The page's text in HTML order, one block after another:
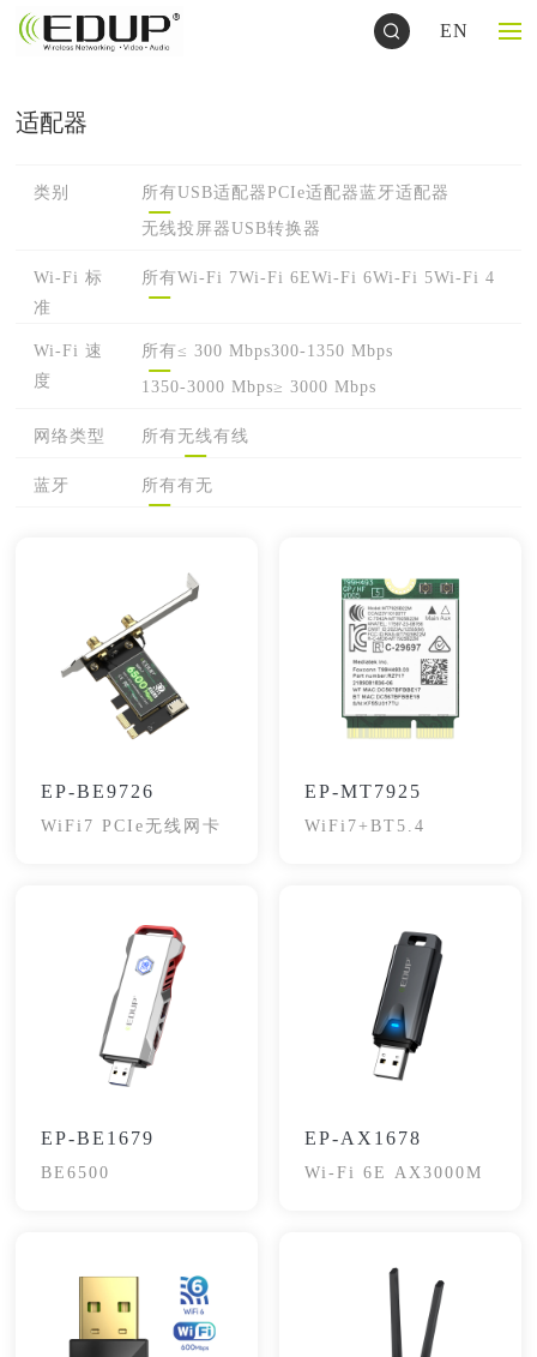
EN
适配器
类别 所有USB适配器PCIe适配器蓝牙适配器
无线投屏器USB转换器
Wi-Fi 标
准
所有Wi-Fi 7Wi-Fi 6EWi-Fi 6Wi-Fi 5Wi-Fi 4
Wi-Fi 速
度
所有≤ 300 Mbps300-1350 Mbps
1350-3000 Mbps≥ 3000 Mbps
网络类型 所有 无线有线
蓝牙 所有有 无
EP-BE9726
WiFi7 PCIe无线网卡
EP-MT7925
WiFi7+BT5.4
EP-BE1679
BE6500
EP-AX1678
Wi-Fi 6E AX3000M